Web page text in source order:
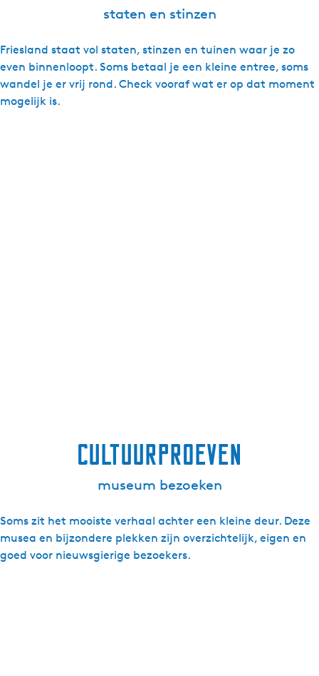
staten en stinzen
Friesland staat vol staten, stinzen en tuinen waar je zo
even binnenloopt. Soms betaal je een kleine entree, soms
wandel je er vrij rond. Check vooraf wat er op dat moment
mogelijk is.
cultuurproeven
museum bezoeken
Soms zit het mooiste verhaal achter een kleine deur. Deze
musea en bijzondere plekken zijn overzichtelijk, eigen en
goed voor nieuwsgierige bezoekers.